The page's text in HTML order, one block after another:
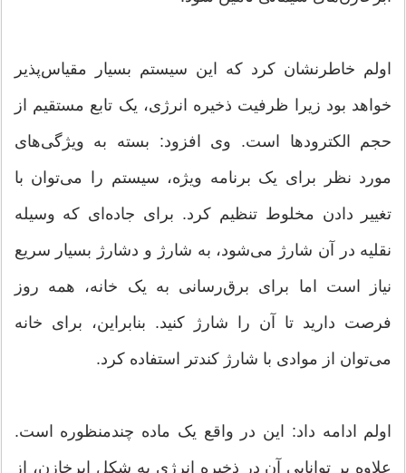
اولم خاطرنشان کرد که این سیستم بسیار مقیاس‌پذیر
خواهد بود زیرا ظرفیت ذخیره انرژی، یک تابع مستقیم از
حجم الکترودها است. وی افزود: بسته به ویژگی‌های
مورد نظر برای یک برنامه ویژه، سیستم را می‌توان با
تغییر دادن مخلوط تنظیم کرد. برای جاده‌ای که وسیله
نقلیه در آن شارژ می‌شود، به شارژ و دشارژ بسیار سریع
نیاز است اما برای برق‌رسانی به یک خانه، همه روز
فرصت دارید تا آن را شارژ کنید. بنابراین، برای خانه
می‌توان از موادی با شارژ کندتر استفاده کرد.
اولم ادامه داد: این در واقع یک ماده چندمنظوره است.
علاوه بر توانایی آن در ذخیره انرژی به شکل ابرخازن، از